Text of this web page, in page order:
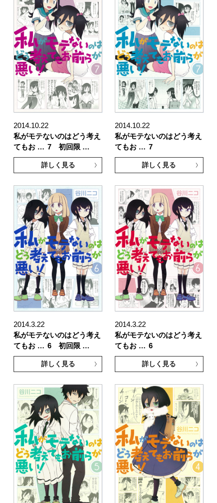
2014.10.22
私がモテないのはどう考え
てもお … 7 初回限 …
詳しく見る
2014.10.22
私がモテないのはどう考え
てもお … 7
詳しく見る
2014.3.22
私がモテないのはどう考え
てもお … 6 初回限 …
詳しく見る
2014.3.22
私がモテないのはどう考え
てもお … 6
詳しく見る